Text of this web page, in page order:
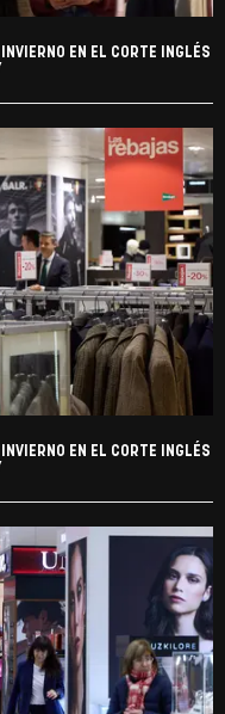
EN EL CORTE INGLÉS
EN EL CORTE INGLÉS